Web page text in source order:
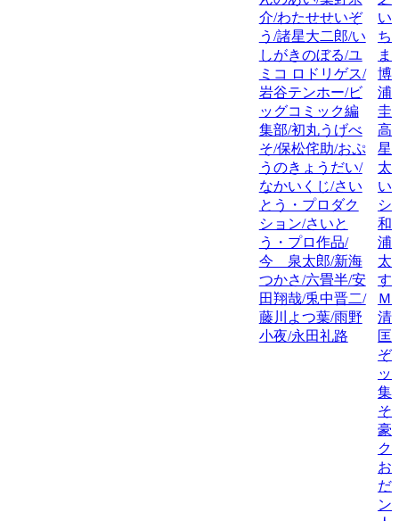
介/わたせせいぞ
う/諸星大二郎/い
しがきのぼる/ユ
ミコ ロドリゲス/
岩谷テンホー/ビ
ッグコミック編
集部/初丸うげべ
そ/保松侘助/おぷ
うのきょうだい/
なかいくじ/さい
とう・プロダク
ション/さいと
う・プロ作品/
今 泉太郎/新海
つかさ/六畳半/安
田翔哉/兎中晋二/
藤川よつ葉/雨野
小夜/永田礼路
い
ち
ま
博/
浦
圭/
高
星/
太
い
シ
和
浦
太
す
Ｍ
清
匡
ぞ
ッ
集
そ
豪
ク
お
だ
ン